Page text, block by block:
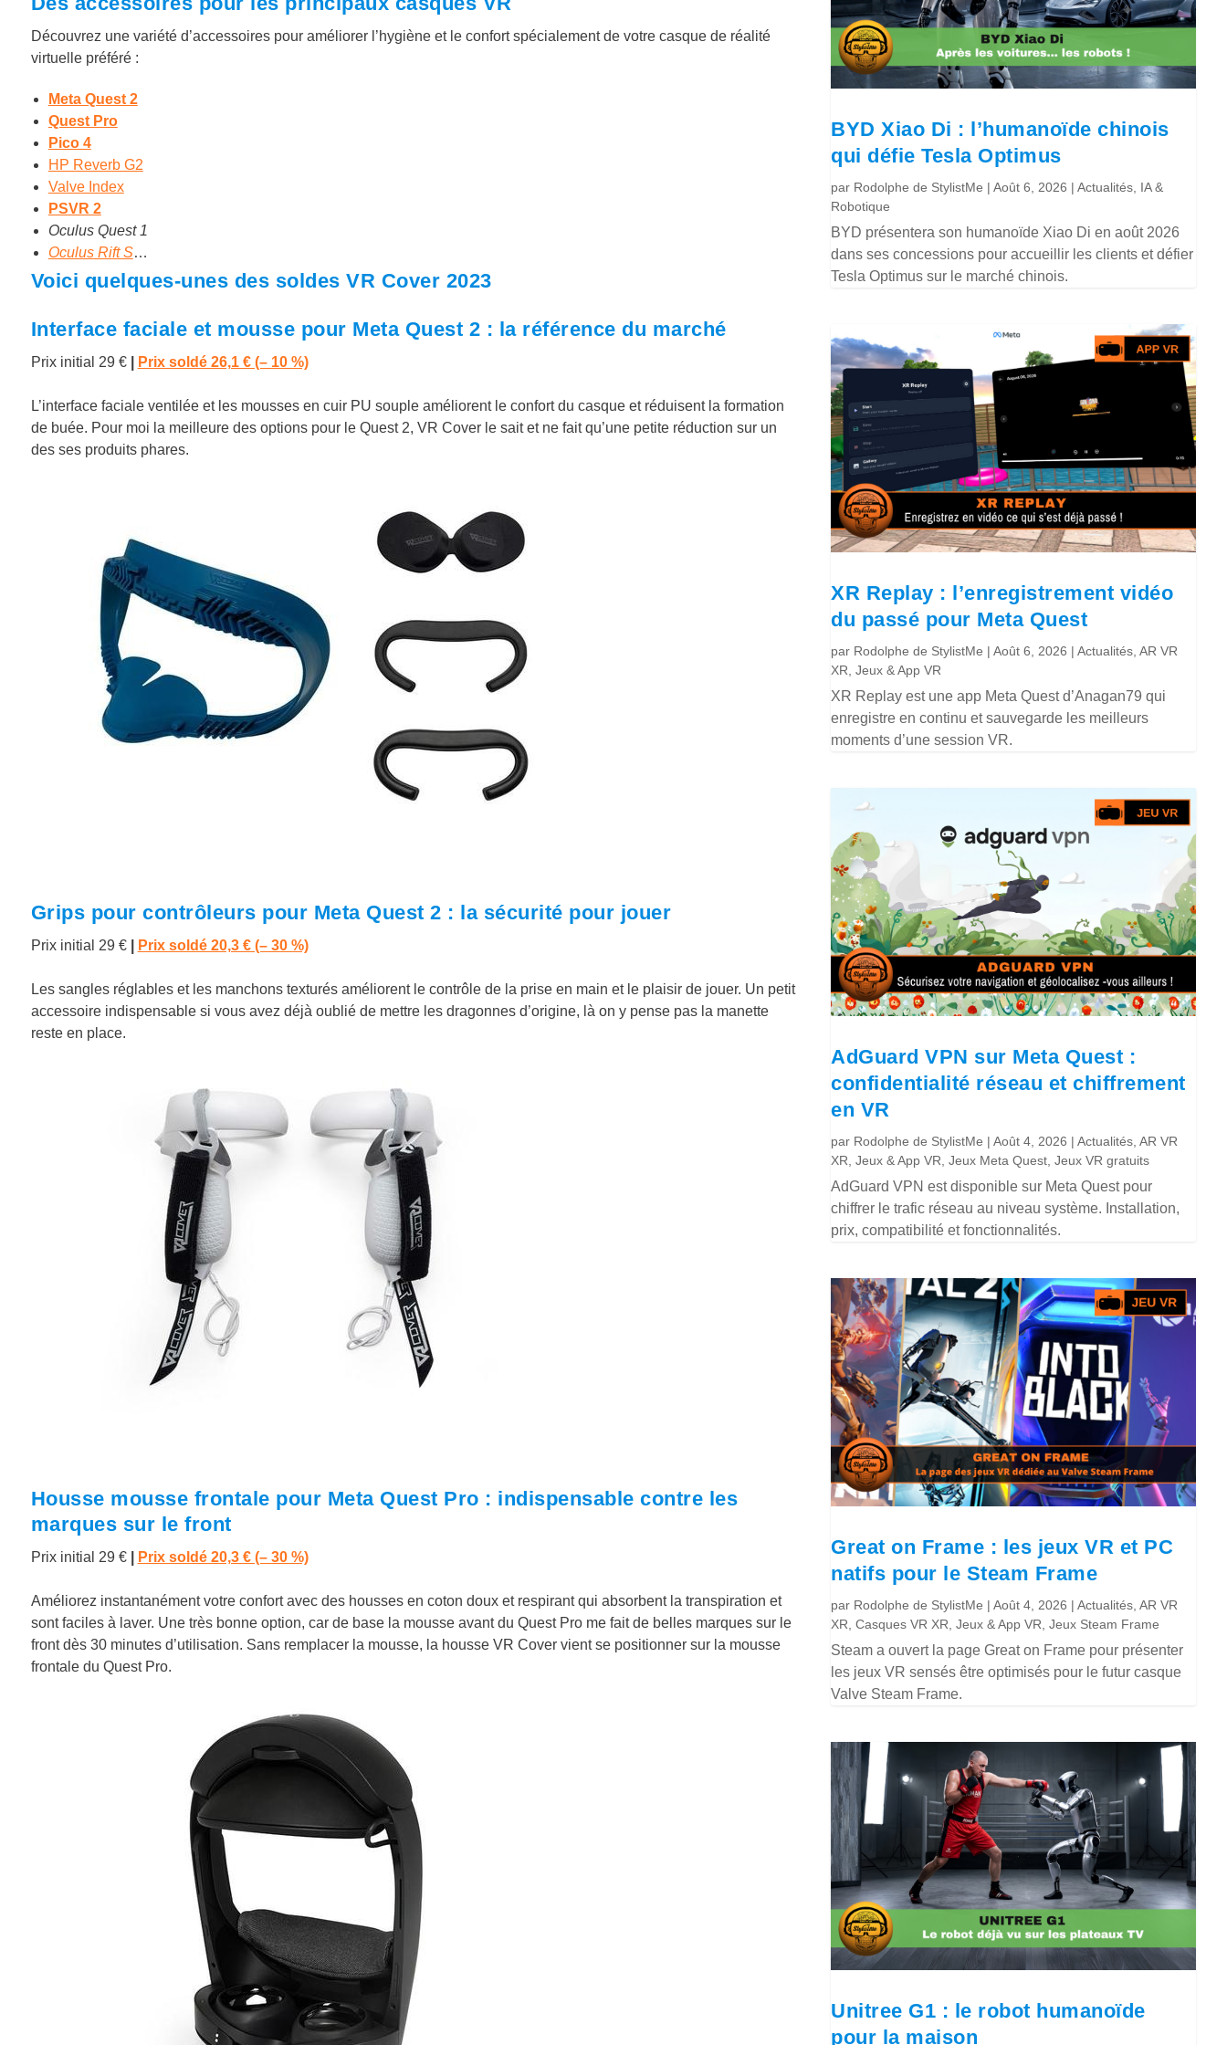
Découvrez une variété d’accessoires pour améliorer l’hygiène et le confort spécialement de votre casque de réalité
virtuelle préféré :
Meta Quest 2
Quest Pro
Pico 4
HP Reverb G2
Valve Index
PSVR 2
Oculus Quest 1
Oculus Rift S…
Voici quelques-unes des soldes VR Cover 2023
Interface faciale et mousse pour Meta Quest 2 : la référence du marché
Prix initial 29 € Prix soldé 26,1 € (– 10 %)
L’interface faciale ventilée et les mousses en cuir PU souple améliorent le confort du casque et réduisent la formation
de buée. Pour moi la meilleure des options pour le Quest 2, VR Cover le sait et ne fait qu’une petite réduction sur un
des ses produits phares.
Grips pour contrôleurs pour Meta Quest 2 : la sécurité pour jouer
Prix initial 29 € Prix soldé 20,3 € (– 30 %)
Les sangles réglables et les manchons texturés améliorent le contrôle de la prise en main et le plaisir de jouer. Un petit
accessoire indispensable si vous avez déjà oublié de mettre les dragonnes d’origine, là on y pense pas la manette
reste en place.
Housse mousse frontale pour Meta Quest Pro : indispensable contre les
marques sur le front
Prix initial 29 € Prix soldé 20,3 € (– 30 %)
Améliorez instantanément votre confort avec des housses en coton doux et respirant qui absorbent la transpiration et
sont faciles à laver. Une très bonne option, car de base la mousse avant du Quest Pro me fait de belles marques sur le
front dès 30 minutes d’utilisation. Sans remplacer la mousse, la housse VR Cover vient se positionner sur la mousse
frontale du Quest Pro.
BYD Xiao Di : l’humanoïde chinois
qui défie Tesla Optimus
par Rodolphe de StylistMe |Août 6, 2026 |Actualités IA &
Robotique
BYD présentera son humanoïde Xiao Di en août 2026
dans ses concessions pour accueillir les clients et défier
Tesla Optimus sur le marché chinois.
XR Replay : l’enregistrement vidéo
du passé pour Meta Quest
par Rodolphe de StylistMe |Août 6, 2026 |Actualités ,AR VR
XR ,Jeux & App VR
XR Replay est une app Meta Quest d’Anagan79 qui
enregistre en continu et sauvegarde les meilleurs
moments d’une session VR.
AdGuard VPN sur Meta Quest :
confidentialité réseau et chiffrement
en VR
par Rodolphe de StylistMe |Août 4, 2026 |Actualités ,AR VR
XR ,Jeux & App VR ,Jeux Meta Quest ,Jeux VR gratuits
AdGuard VPN est disponible sur Meta Quest pour
chiffrer le trafic réseau au niveau système. Installation,
prix, compatibilité et fonctionnalités.
Great on Frame : les jeux VR et PC
natifs pour le Steam Frame
par Rodolphe de StylistMe |Août 4, 2026 |Actualités ,AR VR
XR ,Casques VR XR ,Jeux & App VR ,Jeux Steam Frame
Steam a ouvert la page Great on Frame pour présenter
les jeux VR sensés être optimisés pour le futur casque
Valve Steam Frame.
Unitree G1 : le robot humanoïde
pour la maison